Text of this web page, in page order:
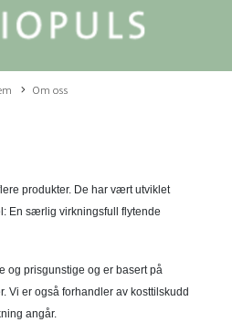
Om oss
produkter. De har vært utviklet
En særlig virkningsfull flytende
og prisgunstige og er basert på
Vi er også forhandler av kosttilskudd
angår.